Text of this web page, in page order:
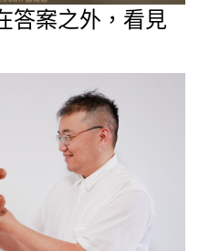
答案之外，看見